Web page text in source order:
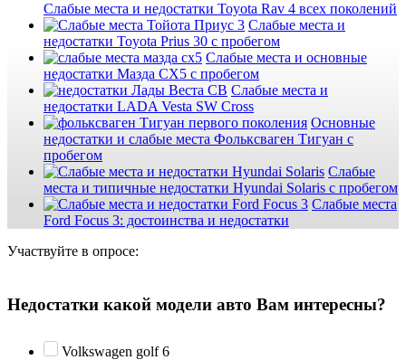
Слабые места и недостатки Toyota Rav 4 всех поколений
Слабые места и
недостатки Toyota Prius 30 с пробегом
Слабые места и основные
недостатки Мазда СХ5 с пробегом
Слабые места и
недостатки LADA Vesta SW Cross
Основные
недостатки и слабые места Фольксваген Тигуан с
пробегом
Слабые
места и типичные недостатки Hyundai Solaris с пробегом
Слабые места
Ford Focus 3: достоинства и недостатки
Участвуйте в опросе:
Недостатки какой модели авто Вам интересны?
Volkswagen golf 6